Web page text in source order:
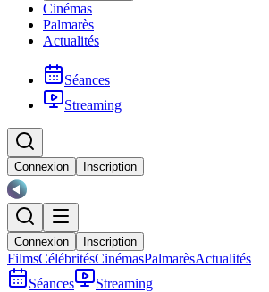
Cinémas
Palmarès
Actualités
Séances
Streaming
Connexion Inscription
Connexion Inscription
FilmsCélébritésCinémasPalmarèsActualités
Séances
Streaming